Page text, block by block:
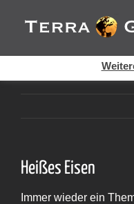
Inhalt
springen
Heißes Eisen
Immer wieder ein
Cookies helfen auf auf
Dienste. Durch die